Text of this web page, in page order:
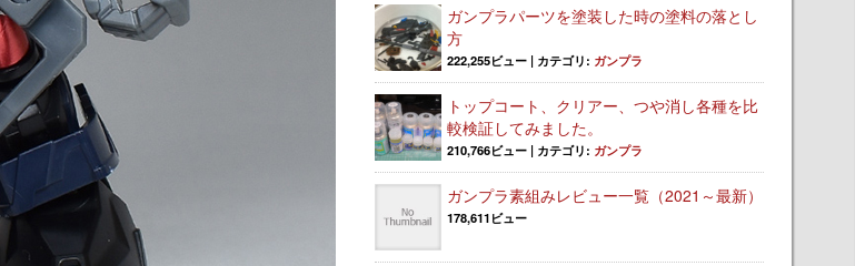
ガンプラパーツを塗装した時の塗料の落とし
方
222,255ビュー | カテゴリ: ガンプラ
トップコート、クリアー、つや消し各種を比
較検証してみました。
210,766ビュー | カテゴリ: ガンプラ
ガンプラ素組みレビュー一覧（2021～最新）
178,611ビュー